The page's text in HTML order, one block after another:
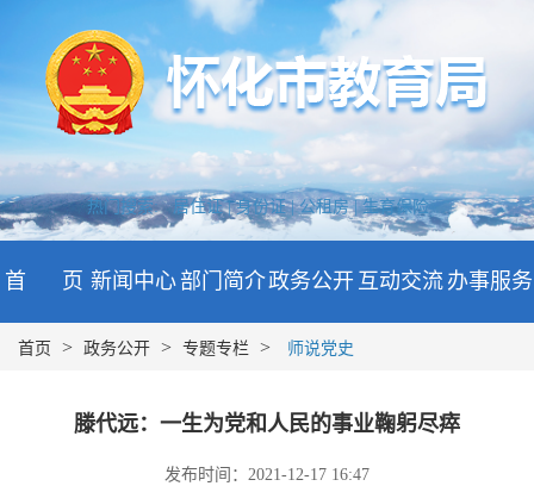
热门搜索: 居住证 |身份证 |公租房 |生育保险
首 页 新闻中心 部门简介政务公开 互动交流 办事服务
首页 > 政务公开 > 专题专栏 > 师说党史
滕代远：一生为党和人民的事业鞠躬尽瘁
发布时间：2021-12-17 16:47